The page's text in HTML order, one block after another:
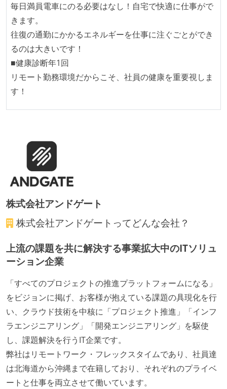
毎日満員電車にのる必要はなし！自宅で快適に仕事がで
きます。
往復の通勤にかかるエネルギーを仕事に注ぐごとができ
るのは大きいです！
■健康診断年1回
リモート勤務環境だからこそ、社員の健康を重要視しま
す！
株式会社アンドゲート
株式会社アンドゲート ってどんな会社？
上流の課題を共に解決する事業拡大中のITソリュ
ーション企業
「すべてのプロジェクトの推進プラットフォームになる」
をビジョンに掲げ、お客様が抱えている課題の具現化を行
い、クラウド技術を中核に「プロジェクト推進」「インフ
ラエンジニアリング」「開発エンジニアリング」を駆使
し、課題解決を行うIT企業です。
弊社はリモートワーク・フレックスタイムであり、社員達
は北海道から沖縄まで在籍しており、それぞれのプライベ
ートと仕事を両立させて働いています。